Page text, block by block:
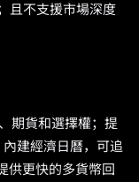
且不支援市場深度
期貨和選擇權；提
建經濟日曆，可追
供更快的多貨幣回